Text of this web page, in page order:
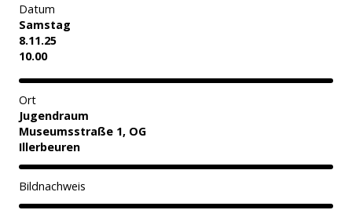
Datum
Samstag
8.11.25
10.00
Ort
Jugendraum
Museumsstraße 1, OG
Illerbeuren
Bildnachweis